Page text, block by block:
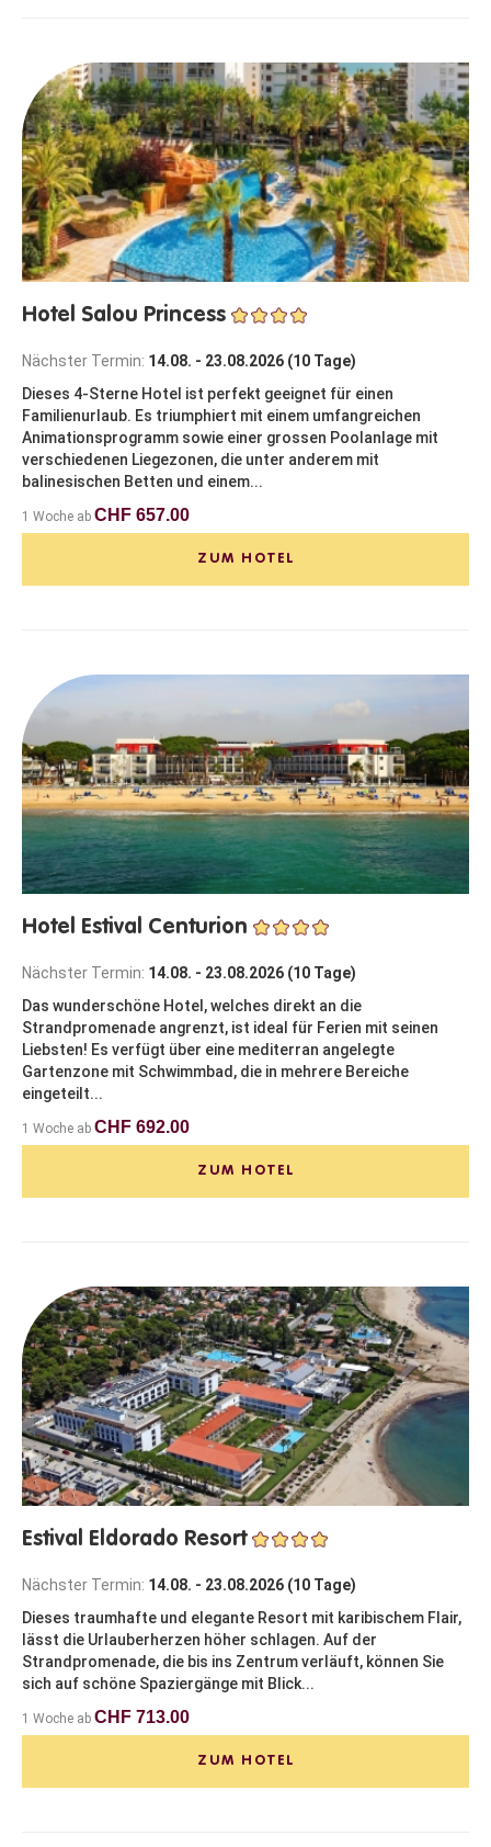
Hotel Salou Princess
Nächster Termin: 14.08. - 23.08.2026 (10 Tage)
Dieses 4-Sterne Hotel ist perfekt geeignet für einen
Familienurlaub. Es triumphiert mit einem umfangreichen
Animationsprogramm sowie einer grossen Poolanlage mit
verschiedenen Liegezonen, die unter anderem mit
balinesischen Betten und einem...
1 Woche ab CHF 657.00
ZUM HOTEL
Hotel Estival Centurion
Nächster Termin: 14.08. - 23.08.2026 (10 Tage)
Das wunderschöne Hotel, welches direkt an die
Strandpromenade angrenzt, ist ideal für Ferien mit seinen
Liebsten! Es verfügt über eine mediterran angelegte
Gartenzone mit Schwimmbad, die in mehrere Bereiche
eingeteilt...
1 Woche ab CHF 692.00
ZUM HOTEL
Estival Eldorado Resort
Nächster Termin: 14.08. - 23.08.2026 (10 Tage)
Dieses traumhafte und elegante Resort mit karibischem Flair,
lässt die Urlauberherzen höher schlagen. Auf der
Strandpromenade, die bis ins Zentrum verläuft, können Sie
sich auf schöne Spaziergänge mit Blick...
1 Woche ab CHF 713.00
ZUM HOTEL